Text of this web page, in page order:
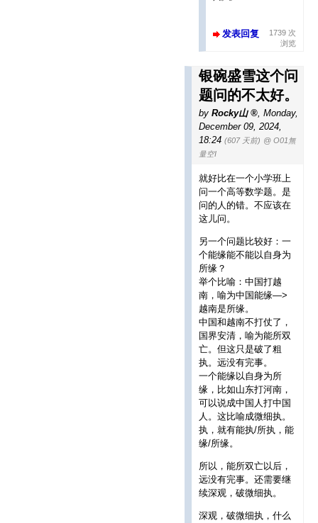
发表回复
1739 次
浏览
银碗盛雪这个问
题问的不太好。
by Rocky山
Monday,
December 09, 2024,
18:24 (607 天前) @ O01無
量空I
就好比在一个小学班上
问一个高等数学题。是
问的人的错。不应该在
这儿问。
另一个问题比较好：一
个能缘能不能以自身为
所缘？
举个比喻：中国打越
南，喻为中国能缘—>
越南是所缘。
中国和越南不打仗了，
国界安清，喻为能所双
亡。但这只是破了粗
执。远没有完事。
一个能缘以自身为所
缘，比如山东打河南，
可以说成中国人打中国
人。这比喻成微细执。
执，就有能执/所执，能
缘/所缘。
所以，能所双亡以后，
远没有完事。还需要继
续深观，破微细执。
深观，破微细执，什么